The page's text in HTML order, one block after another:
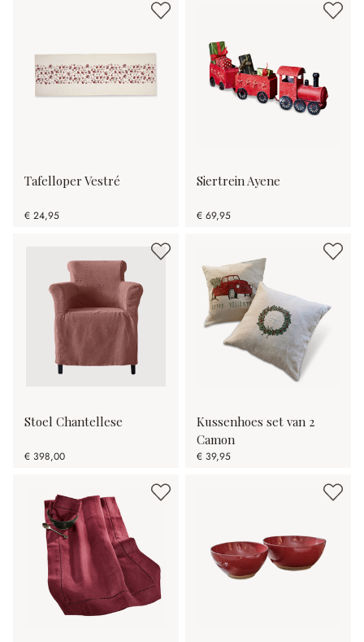
Tafelloper Vestré
€ 24,95
Siertrein Ayene
€ 69,95
Stoel Chantellese
€ 398,00
Kussenhoes set van 2
Camon
€ 39,95